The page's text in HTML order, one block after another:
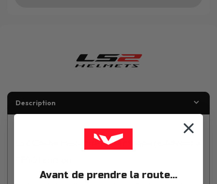
Description
LS2 Cache mecanisme mentonniere Advant X
Avant de prendre la route...